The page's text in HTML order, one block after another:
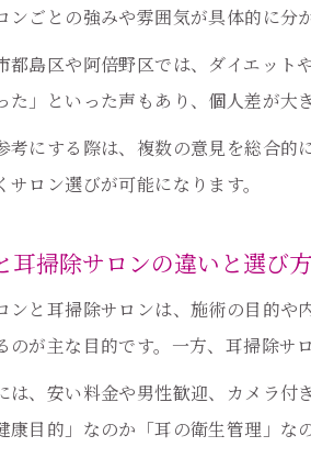
ンごとの強みや雰囲気が具体的に分
都島区や阿倍野区では、ダイエット
た」といった声もあり、個人差が大
考にする際は、複数の意見を総合
サロン選びが可能になります。
耳掃除サロンの違いと選び
ンと耳掃除サロンは、施術の目的や
のが主な目的です。一方、耳掃除
は、安い料金や男性歓迎、カメラ付
康目的」なのか「耳の衛生管理」